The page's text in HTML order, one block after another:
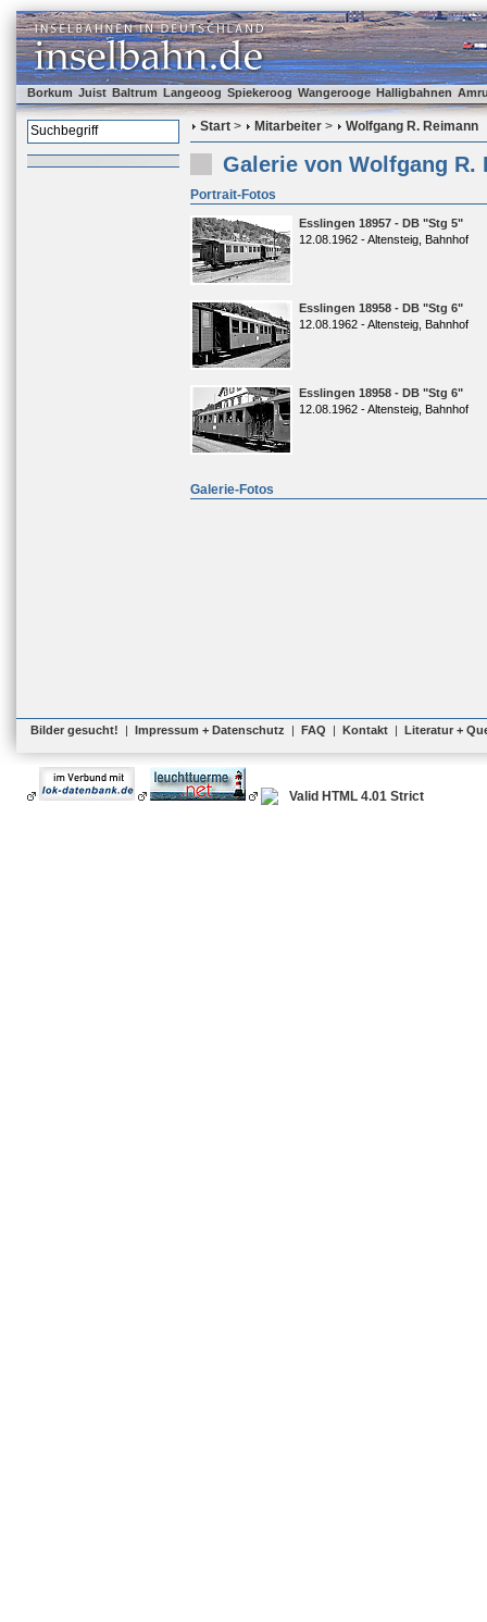
Borkum Juist Baltrum Langeoog Spiekeroog Wangerooge Halligbahnen
Start > Mitarbeiter > Wolfgang R. Reimann
Galerie von Wolfgang R.
Portrait-Fotos
Esslingen 18957 - DB "Stg 5"
12.08.1962 - Altensteig, Bahnhof
Esslingen 18958 - DB "Stg 6"
12.08.1962 - Altensteig, Bahnhof
Esslingen 18958 - DB "Stg 6"
12.08.1962 - Altensteig, Bahnhof
Galerie-Fotos
Bilder gesucht! | Impressum + Datenschutz | FAQ | Kontakt | Literatur +